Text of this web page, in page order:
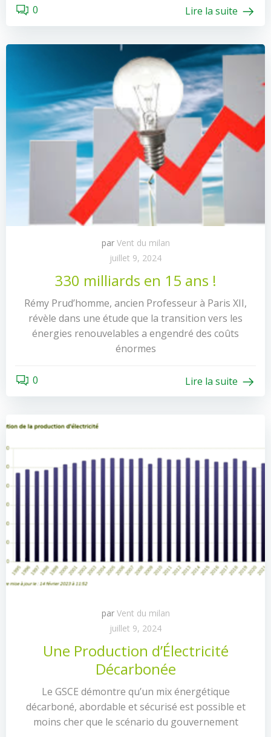
0 Lire la suite
par Vent du milan
juillet 9, 2024
330 milliards en 15 ans !
Rémy Prud’homme, ancien Professeur à Paris XII,
révèle dans une étude que la transition vers les
énergies renouvelables a engendré des coûts
énormes
0 Lire la suite
par Vent du milan
juillet 9, 2024
Une Production d’Électricité
Décarbonée
Le GSCE démontre qu’un mix énergétique
décarboné, abordable et sécurisé est possible et
moins cher que le scénario du gouvernement